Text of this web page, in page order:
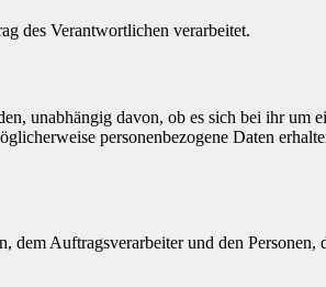
des Verantwortlichen verarbeitet.
unabhängig davon, ob es sich bei ihr um
personenbezogene Daten
dem Auftragsverarbeiter und den Personen,